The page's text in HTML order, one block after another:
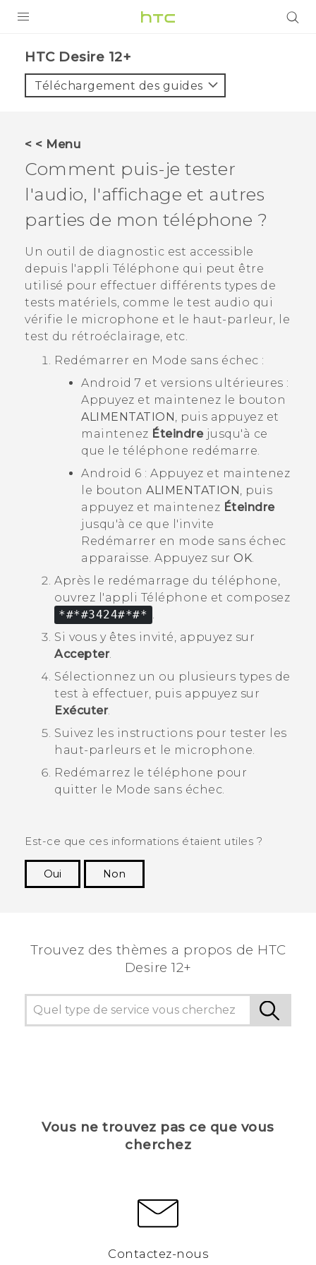
VIVE
VIVERSE
ASSISTANCE
Appareils HTC & Accessoires
Connexion
HTC Desire 12+‎
Téléchargement des guides
< < Menu
Comment puis-je tester
l'audio, l'affichage et autres
parties de mon téléphone ?
Un outil de diagnostic est accessible
depuis l'appli Téléphone qui peut être
utilisé pour effectuer différents types de
tests matériels, comme le test audio qui
vérifie le microphone et le haut-parleur, le
test du rétroéclairage, etc.
Redémarrer en Mode sans échec :
Android 7 et versions ultérieures :
Appuyez et maintenez le bouton
ALIMENTATION , puis appuyez et
maintenez Éteindrejusqu'à ce
que le téléphone redémarre.
Android 6 : Appuyez et maintenez
le bouton ALIMENTATION , puis
appuyez et maintenez Éteindre
jusqu'à ce que l'invite
Redémarrer en mode sans échec
apparaisse. Appuyez sur OK.
Après le redémarrage du téléphone,
ouvrez l'appli Téléphone et composez
*#*#3424#*#* .
Si vous y êtes invité, appuyez sur
Accepter.
Sélectionnez un ou plusieurs types de
test à effectuer, puis appuyez sur
Exécuter.
Suivez les instructions pour tester les
haut-parleurs et le microphone.
Redémarrez le téléphone pour
quitter le Mode sans échec.
Est-ce que ces informations étaient utiles ?
Oui
Non
Trouvez des thèmes a propos de HTC
Desire 12+
Vous ne trouvez pas ce que vous
cherchez
Contactez-nous